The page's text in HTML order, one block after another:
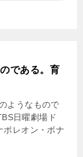
である。育
ようなもので
日曜劇場ド
レオン・ボナ